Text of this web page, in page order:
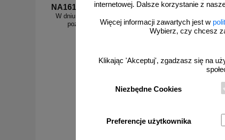
internetowej. Dalsze korzystanie z
Więcej informacji zawartych jest w
Wybierz, czy chcesz
Klikając 'Akceptuj', zgadzasz się na
Niezbędne Cookies
Preferencje użytkownika
NA161
W dniu o godz. ... spodziewane przekroczenie
poziomu alarmowego o ..... cm - znak
informujący - NA161
6,36 zł netto